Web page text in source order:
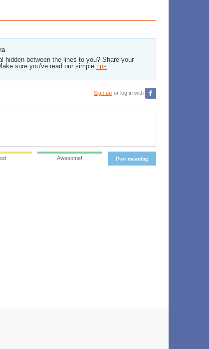
hidden between the lines to you? Share your
sure you've read our simple tips.
Sign up or log in with
Post meaning
Awesome!